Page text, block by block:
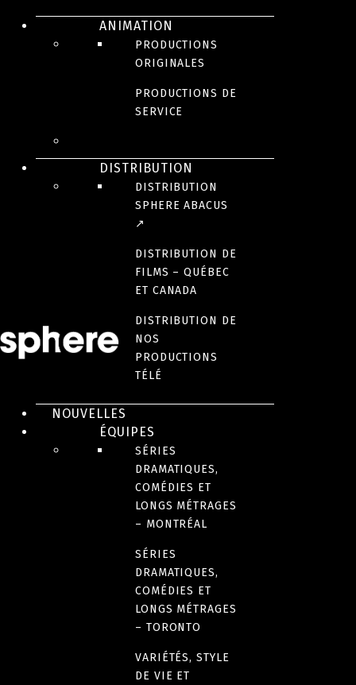
ANIMATION
PRODUCTIONS
ORIGINALES
PRODUCTIONS DE
SERVICE
DISTRIBUTION
DISTRIBUTION
SPHERE ABACUS
↗
DISTRIBUTION DE
FILMS – QUÉBEC
ET CANADA
DISTRIBUTION DE
NOS
PRODUCTIONS
TÉLÉ
NOUVELLES
ÉQUIPES
SÉRIES
DRAMATIQUES,
COMÉDIES ET
LONGS MÉTRAGES
– MONTRÉAL
SÉRIES
DRAMATIQUES,
COMÉDIES ET
LONGS MÉTRAGES
– TORONTO
VARIÉTÉS, STYLE
DE VIE ET
Bunny
JEUNESSE
Burps,
Butts
&